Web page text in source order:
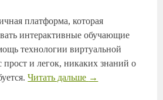
платформа, которая
интерактивные обучающие
технологии виртуальной
прост и легок, никаких знаний о
Читать дальше →